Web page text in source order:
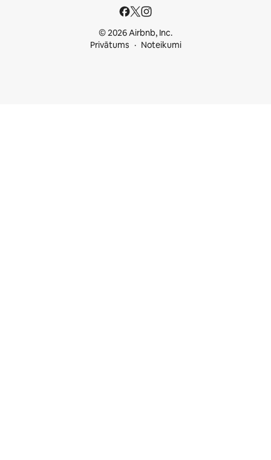
© 2026 Airbnb, Inc.
Privātums
Noteikumi